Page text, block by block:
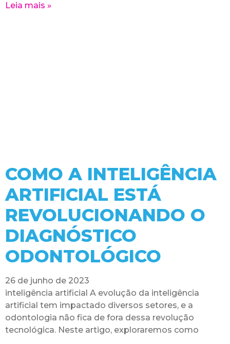
Leia mais »
COMO A INTELIGÊNCIA
ARTIFICIAL ESTÁ
REVOLUCIONANDO O
DIAGNÓSTICO
ODONTOLÓGICO
26 de junho de 2023
inteligência artificial A evolução da inteligência
artificial tem impactado diversos setores, e a
odontologia não fica de fora dessa revolução
tecnológica. Neste artigo, exploraremos como